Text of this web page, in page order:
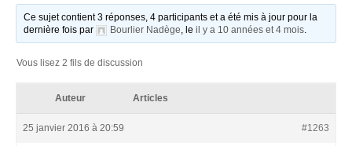
Ce sujet contient 3 réponses, 4 participants et a été mis à jour pour la
dernière fois par
Bourlier Nadège, leil y a 10 années et 4 mois.
Vous lisez 2 fils de discussion
Auteur Articles
25 janvier 2016 à 20:59 #1263